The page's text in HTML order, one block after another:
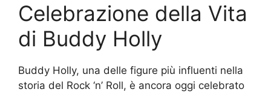
Celebrazione della Vita
di Buddy Holly
Buddy Holly, una delle figure più influenti nella
storia del Rock ‘n’ Roll, è ancora oggi celebrato